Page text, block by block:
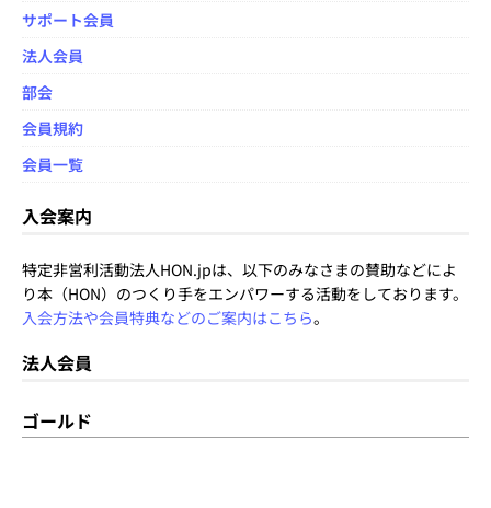
サポート会員
法人会員
部会
会員規約
会員一覧
入会案内
特定非営利活動法人HON.jpは、以下のみなさまの賛助などによ
り本（HON）のつくり手をエンパワーする活動をしております。
入会方法や会員特典などのご案内はこちら。
法人会員
ゴールド